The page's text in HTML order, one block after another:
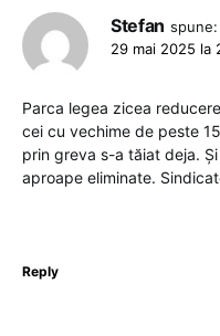
Stefan spune:
29 mai 2025 la
Parca legea zicea
cei cu vechime de peste
prin greva s-a tăiat deja.
aproape eliminate.
Reply